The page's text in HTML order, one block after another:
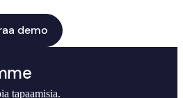
demo
tapaamisia.